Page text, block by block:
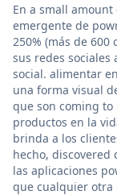
En a small
emergente de
250% (más de
sus redes
social. alimentar
una forma visual
que son coming to
productos en la
brinda a los
hecho,
las aplicaciones
que cualquier otra